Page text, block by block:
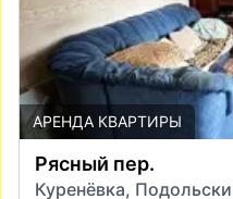
АРЕНДА КВАРТИРЫ
Рясный пер.
Куренёвка,